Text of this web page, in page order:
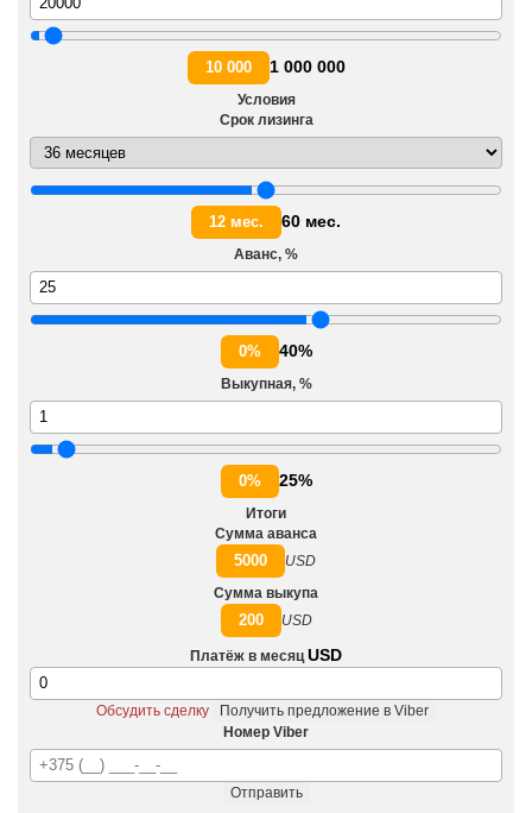
10 000 1 000 000
Условия
Срок лизинга
12 мес. 60 мес.
Аванс, %
0% 40%
Выкупная, %
0% 25%
Итоги
Сумма аванса
5000
USD
Сумма выкупа
200 USD
Платёж в месяц USD
Обсудить сделку
Получить предложение в Viber
Номер Viber
Отправить